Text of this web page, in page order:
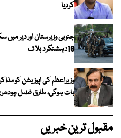
کردیا
جنوبی وزیرستان اور دیر میں
10دہشتگرد ہلاک
وزیراعظم کی اپوزیشن کو
بات ہوگی، طارق فضل
مقبول ترین خبریں